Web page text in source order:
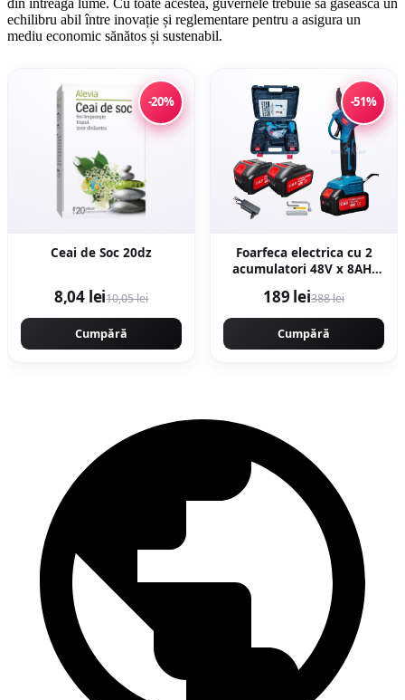
echilibru abil între inovație și reglementare pentru a asigura un
mediu economic sănătos și sustenabil.
-20%
Ceai de Soc 20dz
8,04 lei10,05 lei
Cumpără
-51%
Foarfeca electrica cu 2
acumulatori 48V x 8AH,
taiere 27mm, Valiza,
profesional e-XPERT
ORIGINAL Protools
CMP1612
189 lei388 lei
Cumpără